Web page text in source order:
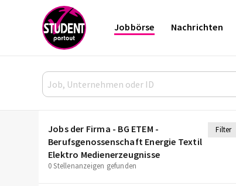
Jobbörse Nachrichten
Jobs der Firma - BG ETEM -
Berufsgenossenschaft Energie Textil
Elektro Medienerzeugnisse
Filter
0 Stellenanzeigen gefunden